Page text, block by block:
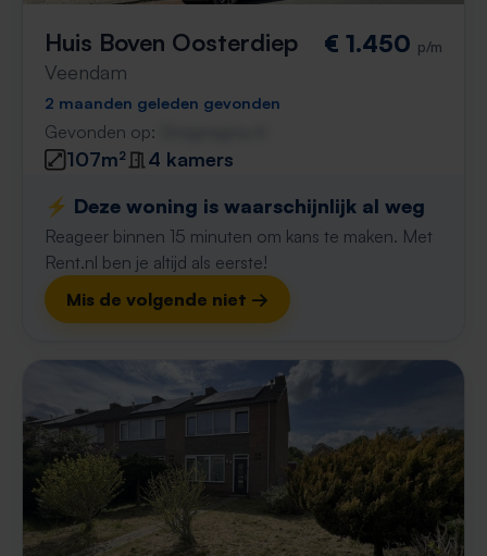
Huis Boven Oosterdiep
Veendam
€ 1.450 p/m
2 maanden geleden gevonden
Gevonden op:
107m²
4 kamers
⚡️ Deze woning is waarschijnlijk al weg
Reageer binnen 15 minuten om kans te maken. Met
Rent.nl ben je altijd als eerste!
Mis de volgende niet →